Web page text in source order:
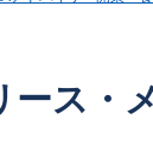
ース・